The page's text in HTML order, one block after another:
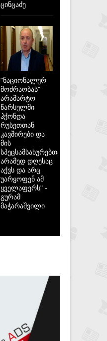
ცინცაძე
"ნაციონალურ
მოძრაობას"
არამარტო
წარსულში
ჰქონდა
რუსეთთან
კავშირები და
მის
სპეცსამსახურებთან,
არამედ დღესაც
აქვს და არც
უარყოფენ ამ
ყველაფერს" -
გურამ
მაჭარაშვილი